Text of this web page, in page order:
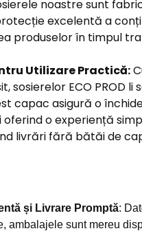
noastre sunt
excelentă a
produselor în timpul
Utilizare Practică:
sosierelor ECO PROD li
capac asigură o
oferind o experiență
livrări fără bătăi de
și Livrare Promptă:
ambalajele sunt mereu